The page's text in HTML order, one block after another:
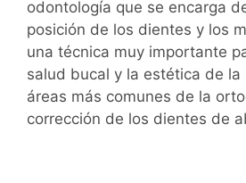
odontología que se encarga
posición de los dientes y los
una técnica muy importante
salud bucal y la estética de la
áreas más comunes de la
corrección de los dientes de